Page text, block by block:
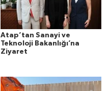
Atap’tan Sanayi ve
Teknoloji Bakanlığı’na
Ziyaret